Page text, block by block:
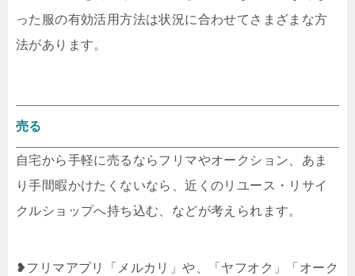
った服の有効活用方法は状況に合わせてさまざまな方
法があります。
売る
自宅から手軽に売るならフリマやオークション、あま
り手間暇かけたくないなら、近くのリユース・リサイ
クルショップへ持ち込む、などが考えられます。
❥フリマアプリ「メルカリ」や、「ヤフオク」「オーク